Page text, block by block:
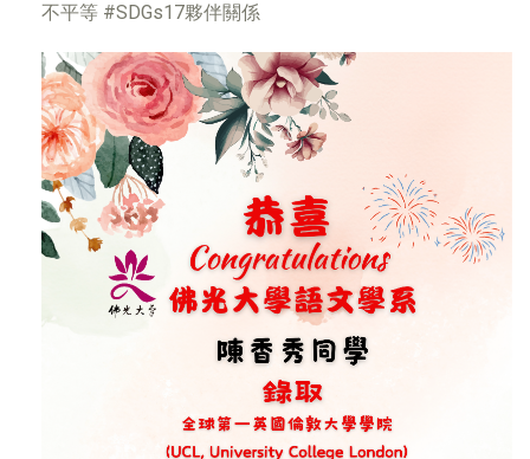
不平等 #SDGs17夥伴關係